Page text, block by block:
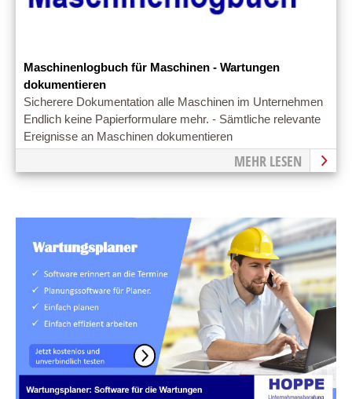
Maschinenlogbuch für Maschinen - Wartungen
dokumentieren
Sicherere Dokumentation alle Maschinen im Unternehmen
Endlich keine Papierformulare mehr. - Sämtliche relevante
Ereignisse an Maschinen dokumentieren
MEHR LESEN